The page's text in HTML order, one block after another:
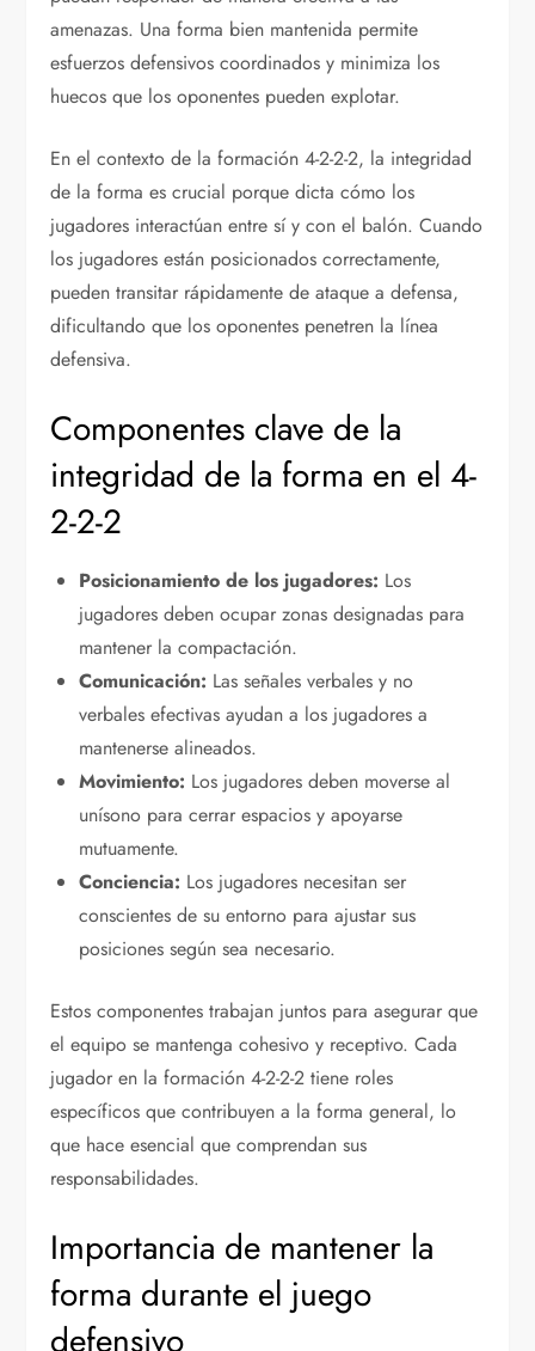
amenazas. Una forma bien mantenida permite
esfuerzos defensivos coordinados y minimiza los
huecos que los oponentes pueden explotar.
En el contexto de la formación 4-2-2-2, la integridad
de la forma es crucial porque dicta cómo los
jugadores interactúan entre sí y con el balón. Cuando
los jugadores están posicionados correctamente,
pueden transitar rápidamente de ataque a defensa,
dificultando que los oponentes penetren la línea
defensiva.
Componentes clave de la
integridad de la forma en el 4-
2-2-2
Posicionamiento de los jugadores: Los
jugadores deben ocupar zonas designadas para
mantener la compactación.
Comunicación: Las señales verbales y no
verbales efectivas ayudan a los jugadores a
mantenerse alineados.
Movimiento: Los jugadores deben moverse al
unísono para cerrar espacios y apoyarse
mutuamente.
Conciencia: Los jugadores necesitan ser
conscientes de su entorno para ajustar sus
posiciones según sea necesario.
Estos componentes trabajan juntos para asegurar que
el equipo se mantenga cohesivo y receptivo. Cada
jugador en la formación 4-2-2-2 tiene roles
específicos que contribuyen a la forma general, lo
que hace esencial que comprendan sus
responsabilidades.
Importancia de mantener la
forma durante el juego
defensivo